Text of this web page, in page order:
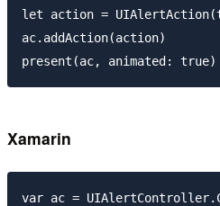
let action =
ac.addAction(action)
Xamarin
var ac =